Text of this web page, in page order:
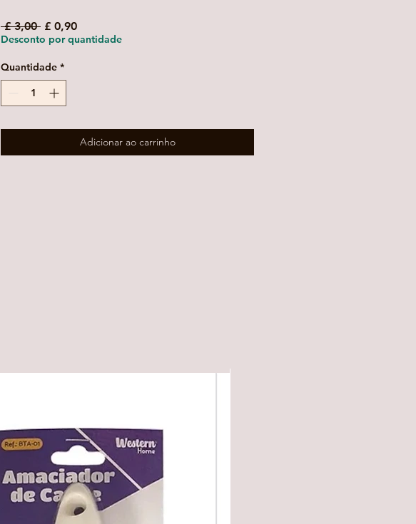
£ 3,00 Preço
normal
£ 0,90Preço
promocional
Desconto por quantidade
Quantidade *
Adicionar ao carrinho